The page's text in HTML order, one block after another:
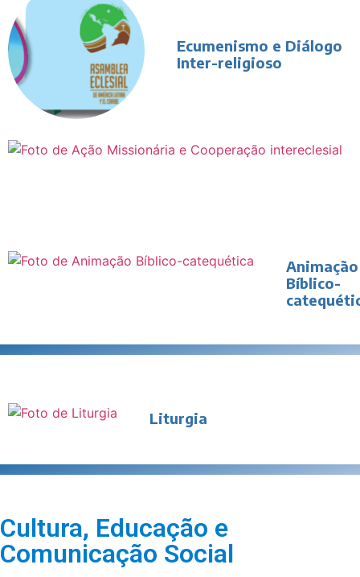
Ecumenismo e Diálogo
Inter-religioso
Animação
Bíblico-
Liturgia
Cultura, Educação e
Comunicação Social